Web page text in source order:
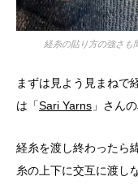
経糸の貼り方の強さも
まずは見よう見まねで
は「Sari Yarns 」さん
経糸を渡し終わったら
糸の上下に交互に渡し